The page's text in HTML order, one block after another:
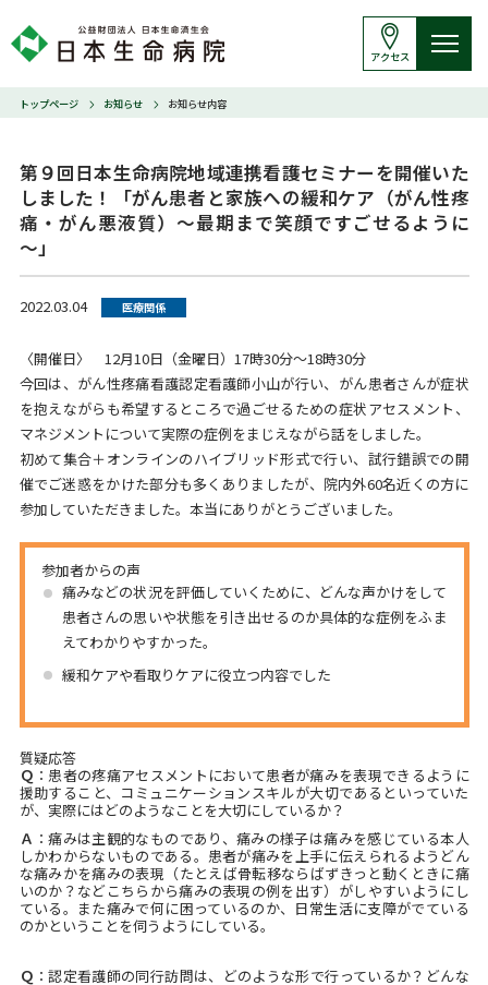
アクセス
トップページ お知らせ お知らせ内容
第９回日本生命病院地域連携看護セミナーを開催いた
しました！「がん患者と家族への緩和ケア（がん性疼
痛・がん悪液質）～最期まで笑顔ですごせるように
～」
2022.03.04 医療関係
〈開催日〉 12月10日（金曜日）17時30分～18時30分
今回は、がん性疼痛看護認定看護師小山が行い、がん患者さんが症状
を抱えながらも希望するところで過ごせるための症状アセスメント、
マネジメントについて実際の症例をまじえながら話をしました。
初めて集合＋オンラインのハイブリッド形式で行い、試行錯誤での開
催でご迷惑をかけた部分も多くありましたが、院内外60名近くの方に
参加していただきました。本当にありがとうございました。
参加者からの声
痛みなどの状況を評価していくために、どんな声かけをして
患者さんの思いや状態を引き出せるのか具体的な症例をふま
えてわかりやすかった。
緩和ケアや看取りケアに役立つ内容でした
質疑応答
Ｑ ：患者の疼痛アセスメントにおいて患者が痛みを表現できるように
援助すること、コミュニケーションスキルが大切であるといっていた
が、実際にはどのようなことを大切にしているか？
Ａ ：痛みは主観的なものであり、痛みの様子は痛みを感じている本人
しかわからないものである。患者が痛みを上手に伝えられるようどん
な痛みかを痛みの表現（たとえば骨転移ならばずきっと動くときに痛
いのか？などこちらから痛みの表現の例を出す）がしやすいようにし
ている。また痛みで何に困っているのか、日常生活に支障がでている
のかということを伺うようにしている。
Ｑ ：認定看護師の同行訪問は、どのような形で行っているか？どんな